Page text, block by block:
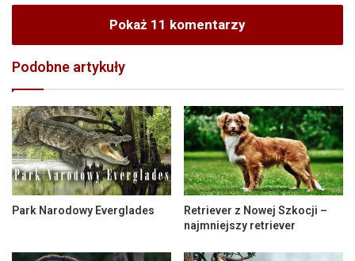
Pokaż 11 komentarzy
Podobne artykuły
Park Narodowy Everglades
Retriever z Nowej Szkocji –
najmniejszy retriever